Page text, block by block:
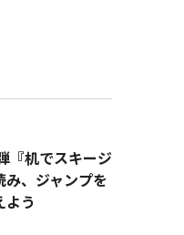
『机でスキージ
、ジャンプを
う